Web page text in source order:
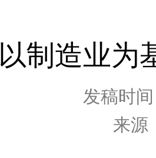
以制造业为
发稿时
来源